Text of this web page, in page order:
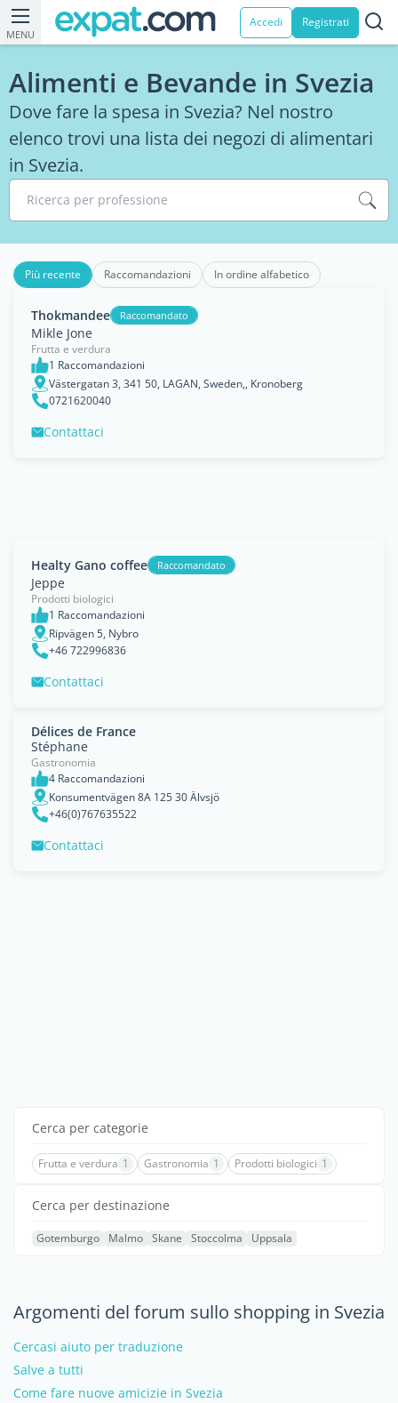
MENU
Accedi Registrati
Alimenti e Bevande in Svezia
Dove fare la spesa in Svezia? Nel nostro
elenco trovi una lista dei negozi di alimentari
in Svezia.
Ricerca per professione
Più recente Raccomandazioni In ordine alfabetico
Thokmandee Raccomandato
Mikle Jone
Frutta e verdura
1 Raccomandazioni
Västergatan 3, 341 50, LAGAN, Sweden,, Kronoberg
0721620040
Contattaci
Healty Gano coffee Raccomandato
Jeppe
Prodotti biologici
1 Raccomandazioni
Ripvägen 5, Nybro
+46 722996836
Contattaci
Délices de France
Stéphane
Gastronomia
4 Raccomandazioni
Konsumentvägen 8A 125 30 Älvsjö
+46(0)767635522
Contattaci
Cerca per categorie
Frutta e verdura 1 Gastronomia 1 Prodotti biologici 1
Cerca per destinazione
Gotemburgo Malmo Skane Stoccolma Uppsala
Argomenti del forum sullo shopping in Svezia
Cercasi aiuto per traduzione
Salve a tutti
Come fare nuove amicizie in Svezia